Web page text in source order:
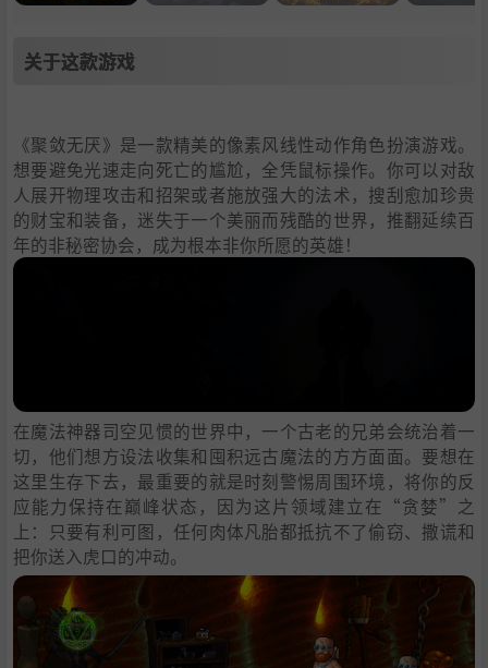
关于这款游戏
《聚敛无厌》是一款精美的像素风线性动作角色扮演游戏。
想要避免光速走向死亡的尴尬，全凭鼠标操作。你可以对敌
人展开物理攻击和招架或者施放强大的法术，搜刮愈加珍贵
的财宝和装备，迷失于一个美丽而残酷的世界，推翻延续百
年的非秘密协会，成为根本非你所愿的英雄！
在魔法神器司空见惯的世界中，一个古老的兄弟会统治着一
切，他们想方设法收集和囤积远古魔法的方方面面。要想在
这里生存下去，最重要的就是时刻警惕周围环境，将你的反
应能力保持在巅峰状态，因为这片领域建立在“贪婪”之
上：只要有利可图，任何肉体凡胎都抵抗不了偷窃、撒谎和
把你送入虎口的冲动。